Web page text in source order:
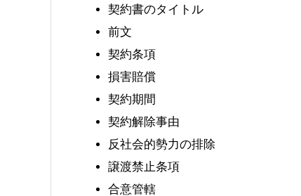
契約書のタイトル
前文
契約条項
損害賠償
契約期間
契約解除事由
反社会的勢力の排除
譲渡禁止条項
合意管轄